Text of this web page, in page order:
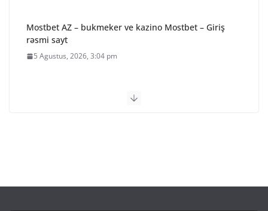
Mostbet AZ – bukmeker ve kazino Mostbet – Giriş
rəsmi sayt
5 Agustus, 2026, 3:04 pm